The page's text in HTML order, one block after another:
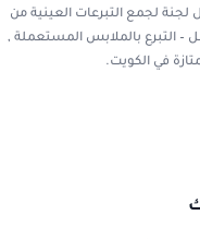
لجمع التبرعات العينية من
– التبرع بالملابس المستعملة ,
في الكويت.